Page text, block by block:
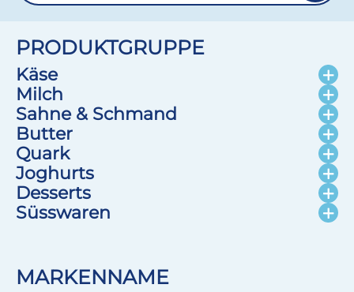
PRODUKTGRUPPE
Käse
Milch
Sahne & Schmand
Butter
Quark
Joghurts
Desserts
Süsswaren
MARKENNAME